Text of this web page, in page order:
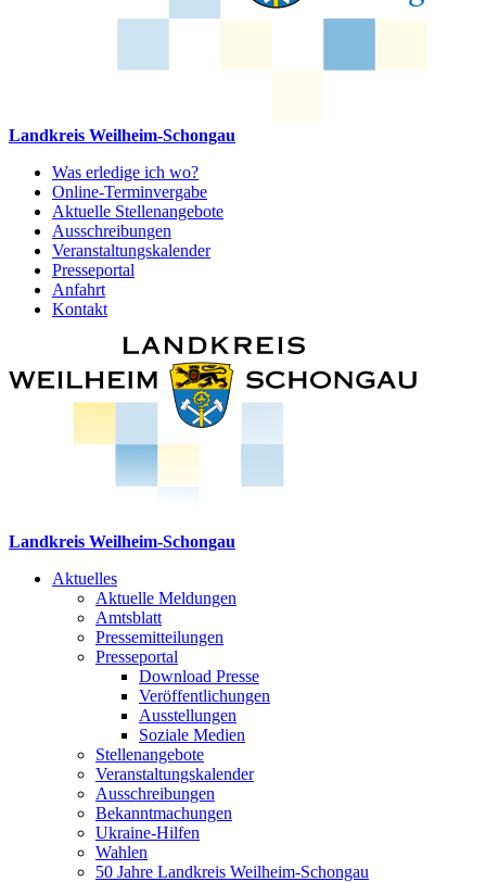
Landkreis Weilheim-Schongau
Was erledige ich wo?
Online-Terminvergabe
Aktuelle Stellenangebote
Ausschreibungen
Veranstaltungskalender
Presseportal
Anfahrt
Kontakt
Landkreis Weilheim-Schongau
Aktuelles
Aktuelle Meldungen
Amtsblatt
Pressemitteilungen
Presseportal
Download Presse
Veröffentlichungen
Ausstellungen
Soziale Medien
Stellenangebote
Veranstaltungskalender
Ausschreibungen
Bekanntmachungen
Ukraine-Hilfen
Wahlen
50 Jahre Landkreis Weilheim-Schongau